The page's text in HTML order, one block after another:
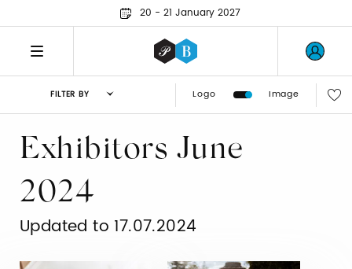
20 - 21 January 2027
FILTER BY Logo Image
Exhibitors June
2024
Updated to 17.07.2024